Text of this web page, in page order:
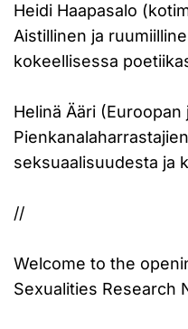
Heidi Haapasalo
Aistillinen ja
kokeellisessa
Helinä Ääri
seksuaalisuudesta ja
//
Welcome to the
Sexualities Research